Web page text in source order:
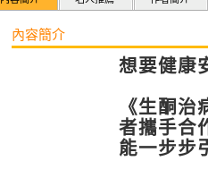
內容簡介
想要健康
《生酮
者攜手合
能一步步